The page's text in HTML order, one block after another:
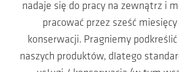
nadaje się do pracy na zewnątrz i
pracować przez sześć
konserwacji. Pragniemy
naszych produktów, dlatego